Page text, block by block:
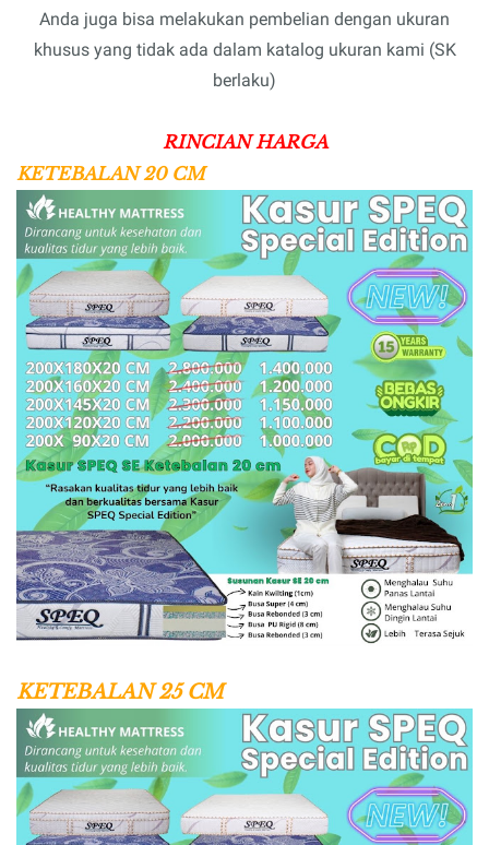
Anda juga bisa melakukan pembelian dengan ukuran
khusus yang tidak ada dalam katalog ukuran kami (SK
berlaku)
RINCIAN HARGA
KETEBALAN 20 CM
KETEBALAN 25 CM